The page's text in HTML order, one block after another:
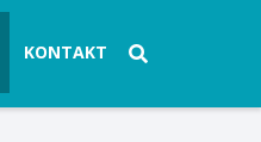
KONTAKT